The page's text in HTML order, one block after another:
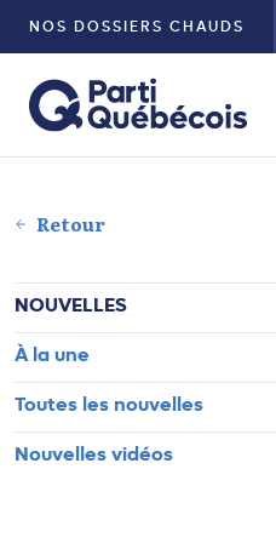
NOS DOSSIERS CHAUDS
Retour
NOUVELLES
À la une
Toutes les nouvelles
Nouvelles vidéos